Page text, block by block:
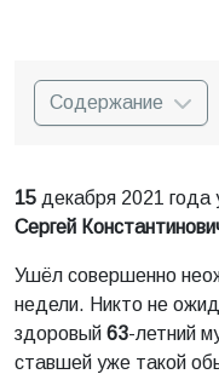
Содержание
15 декабря 2021
Сергей
Ушёл совершенно
недели. Никто не
здоровый 63-летний
ставшей уже такой